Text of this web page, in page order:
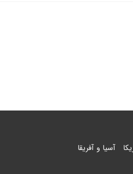
آسیا و آفریقا